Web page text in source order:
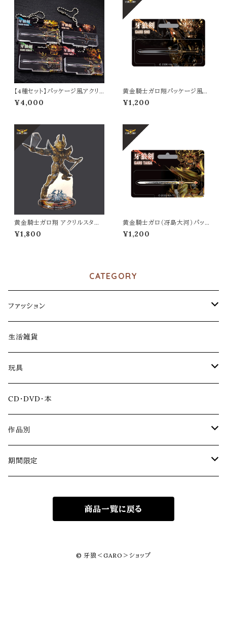
【4種セット】パッケージ風アクリ
ルキーホルダー
¥4,000
黄金騎士ガロ翔パッケージ風ア
クリルキーホルダー
¥1,200
黄金騎士ガロ翔 アクリルスタン
ド
¥1,800
黄金騎士ガロ（冴島大河）パッケ
ージ風アクリルキーホルダー
¥1,200
CATEGORY
ファッション
アパレル
ファッション雑貨
生活雑貨
玩具
アクリルスタンド
ソフビ
CD・DVD・本
作品別
冴島家シリーズ
期間限定
見開き記念アルバム
牙狼＜GARO＞ TAIGA
miniJAM Project×miniGARO
商品一覧に戻る
© 牙狼＜GARO＞ショップ